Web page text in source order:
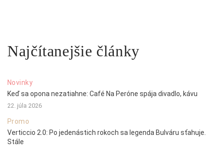
Najčítanejšie články
Novinky
Keď sa opona nezatiahne: Café Na Peróne spája divadlo, kávu
22. júla 2026
Promo
Verticcio 2.0: Po jedenástich rokoch sa legenda Bulváru sťahuje.
Stále